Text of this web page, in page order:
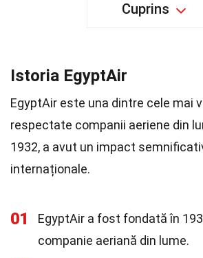
Cuprins
Istoria EgyptAir
EgyptAir este una dintre cele mai
respectate companii aeriene din
1932, a avut un impact
internaționale.
01
EgyptAir a fost fondată în
companie aeriană din lume.